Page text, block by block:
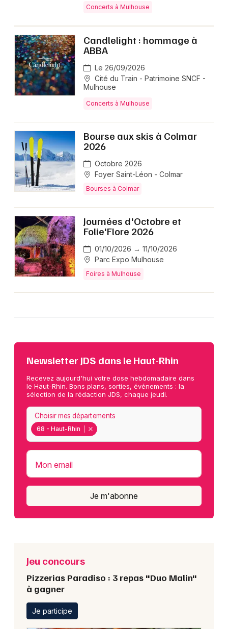
Concerts à Mulhouse
Candlelight : hommage à
ABBA
Le 26/09/2026
Cité du Train - Patrimoine SNCF -
Mulhouse
Concerts à Mulhouse
Bourse aux skis à Colmar
2026
Octobre 2026
Foyer Saint-Léon - Colmar
Bourses à Colmar
Journées d'Octobre et
Folie'Flore 2026
01/10/2026 → 11/10/2026
Parc Expo Mulhouse
Foires à Mulhouse
Newsletter JDS dans le Haut-Rhin
Recevez aujourd'hui votre dose hebdomadaire dans
le Haut-Rhin. Bons plans, sorties, événements : la
sélection de la rédaction JDS, chaque jeudi.
68 - Haut-Rhin
Choisir mes départements
Mon email
Je m'abonne
Jeu concours
Pizzerias Paradiso : 3 repas "Duo Malin"
à gagner
Je participe